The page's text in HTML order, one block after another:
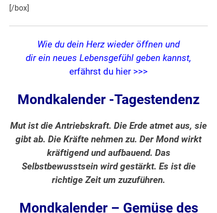
[/box]
Wie du dein Herz wieder öffnen und
dir ein neues Lebensgefühl geben kannst,
erfährst du hier >>>
Mondkalender -Tagestendenz
Mut ist die Antriebskraft. Die Erde atmet aus, sie
gibt ab. Die Kräfte nehmen zu. Der Mond wirkt
kräftigend und aufbauend. Das
Selbstbewusstsein wird gestärkt. Es ist die
richtige Zeit um zuzuführen.
Mondkalender – Gemüse des